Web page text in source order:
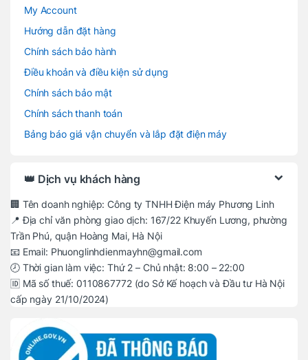
My Account
Hướng dẫn đặt hàng
Chính sách bảo hành
Điều khoản và điều kiện sử dụng
Chính sách bảo mật
Chính sách thanh toán
Bảng báo giá vận chuyển và lắp đặt điện máy
👑 Dịch vụ khách hàng
🏢 Tên doanh nghiệp: Công ty TNHH Điện máy Phương Linh
📍 Địa chỉ văn phòng giao dịch: 167/22 Khuyến Lương, phường
Trần Phú, quận Hoàng Mai, Hà Nội
📧 Email: Phuonglinhdienmayhn@gmail.com
🕗 Thời gian làm việc: Thứ 2 – Chủ nhật: 8:00 – 22:00
🆔 Mã số thuế: 0110867772 (do Sở Kế hoạch và Đầu tư Hà Nội
cấp ngày 21/10/2024)